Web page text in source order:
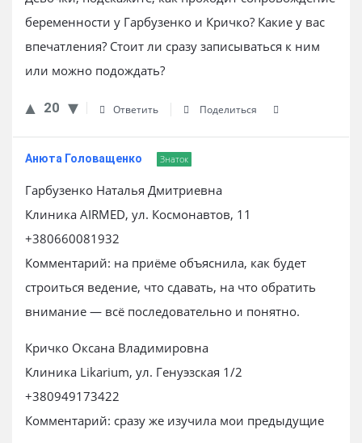
беременности у Гарбузенко и Кричко? Какие у вас
впечатления? Стоит ли сразу записываться к ним
или можно подождать?
20 Ответить Поделиться
Анюта Головащенко Знаток
Гарбузенко Наталья Дмитриевна
Клиника AIRMED, ул. Космонавтов, 11
+380660081932
Комментарий: на приёме объяснила, как будет
строиться ведение, что сдавать, на что обратить
внимание — всё последовательно и понятно.
Кричко Оксана Владимировна
Клиника Likarium, ул. Генуэзская 1/2
+380949173422
Комментарий: сразу же изучила мои предыдущие